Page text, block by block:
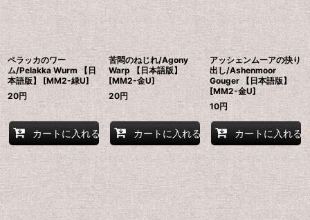
ペラッカのワー
ム/Pelakka Wurm 【日
本語版】 [MM2-緑U]
20円
カートに入れる
苦悶のねじれ/Agony
Warp 【日本語版】
[MM2-金U]
20円
カートに入れる
アッシェンムーアの抉り
出し/Ashenmoor
Gouger 【日本語版】
[MM2-金U]
10円
カートに入れる